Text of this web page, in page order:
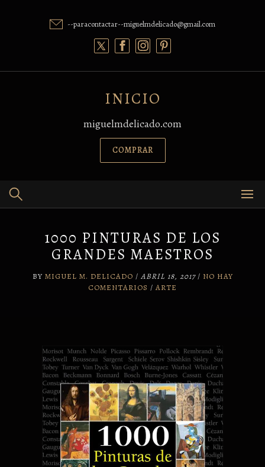
--paracontactar--miguelmdelicado@gmail.com
INICIO
miguelmdelicado.com
COMPRAR
1000 PINTURAS DE LOS
GRANDES MAESTROS
BY MIGUEL M. DELICADO / ABRIL 18, 2017/ NO HAY
COMENTARIOS / ARTE